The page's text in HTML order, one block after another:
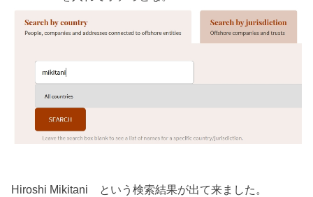
Hiroshi Mikitani という検索結果が出て来ました。